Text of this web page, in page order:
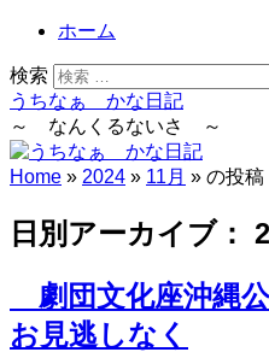
ホーム
検索
うちなぁ かな日記
～ なんくるないさ ～
Home » 2024 » 11月 » の投稿
日別アーカイブ：
劇団文化座沖縄
お見逃しなく